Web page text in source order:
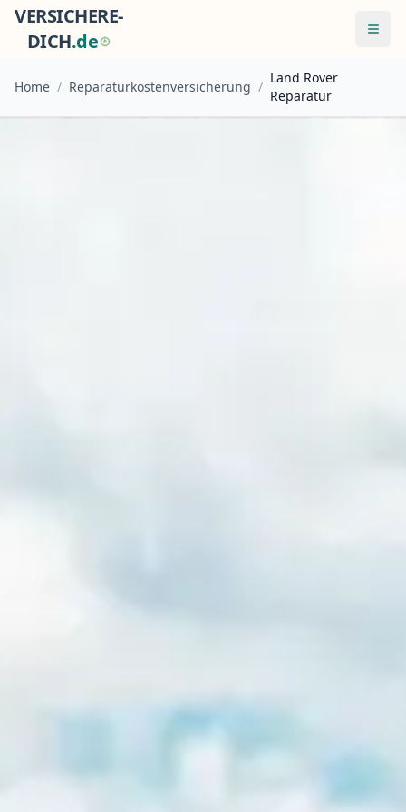
VERSICHERE-
DICH.de
Home / Reparaturkostenversicherung /
Land Rover
Reparatur